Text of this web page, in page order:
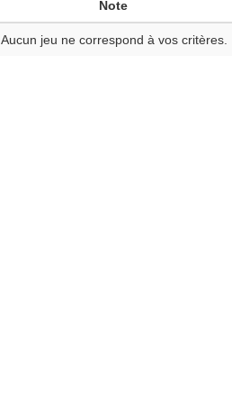
Note
Aucun jeu ne correspond à vos critères.